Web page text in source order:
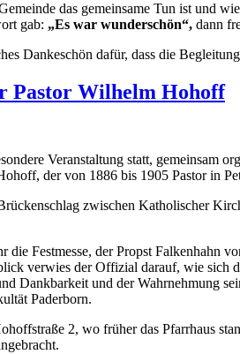
das gemeinsame Tun ist und
gab: „Es war wunderschön“, dann
Dankeschön dafür, dass die
Pastor Wilhelm Hohoff
Veranstaltung statt, gemeinsam
der von 1886 bis 1905 Pastor in
zwischen Katholischer
Festmesse, der Propst Falkenhahn
verwies der Offizial darauf, wie
Dankbarkeit und der Wahrnehmung
Paderborn.
2, wo früher das Pfarrhaus